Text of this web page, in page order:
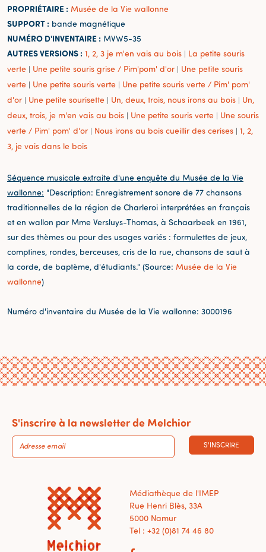
PROPRIÉTAIRE : Musée de la Vie wallonne
SUPPORT : bande magnétique
NUMÉRO D'INVENTAIRE : MVW5-35
AUTRES VERSIONS : 1, 2, 3 je m'en vais au bois | La petite souris
verte | Une petite souris grise / Pim'pom' d'or | Une petite souris
verte | Une petite souris verte | Une petite souris verte / Pim' pom'
d'or | Une petite sourisette | Un, deux, trois, nous irons au bois | Un,
deux, trois, je m'en vais au bois | Une petite souris verte | Une souris
verte / Pim' pom' d'or | Nous irons au bois cueillir des cerises | 1, 2,
3, je vais dans le bois
Séquence musicale extraite d'une enquête du Musée de la Vie
wallonne: "Description: Enregistrement sonore de 77 chansons
traditionnelles de la région de Charleroi interprétées en français
et en wallon par Mme Versluys-Thomas, à Schaarbeek en 1961,
sur des thèmes ou pour des usages variés : formulettes de jeux,
comptines, rondes, berceuses, cris de la rue, chansons de saut à
la corde, de baptème, d'étudiants." (Source: Musée de la Vie
wallonne)
Numéro d'inventaire du Musée de la Vie wallonne: 3000196
S'inscrire à la newsletter de Melchior
S'INSCRIRE
Médiathèque de l'IMEP
Rue Henri Blès, 33A
5000 Namur
Tel : +32 (0)81 74 46 80